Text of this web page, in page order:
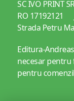
SC IVO PRINT
RO 17192121
Strada Petru
Editura-
necesar pentru
pentru